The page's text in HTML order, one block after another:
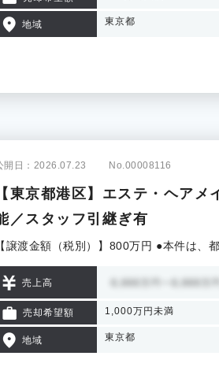
地域 東京都
開日：2026.07.23 No.00008116
東京都港区】エステ・ヘアメ
／スタッフ引継ぎ有
譲渡金額（税別）】800万円 ●本件は、
売上高
売却希望額 1,000万円未満
地域 東京都